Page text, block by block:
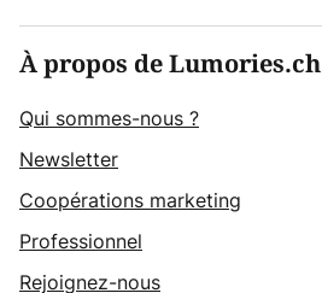
À propos de Lumories.ch
Qui sommes-nous ?
Newsletter
Coopérations marketing
Professionnel
Rejoignez-nous